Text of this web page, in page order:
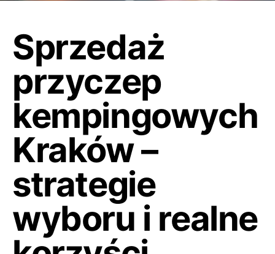
Sprzedaż
przyczep
kempingowych
Kraków –
strategie
wyboru i realne